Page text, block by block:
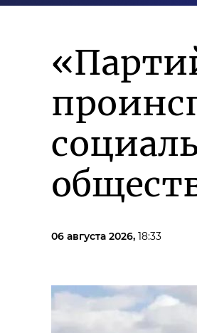
06 августа 2026, 18:33